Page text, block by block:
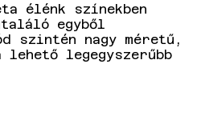
élénk színekben
egyből
szintén nagy méretű,
lehető legegyszerűbb